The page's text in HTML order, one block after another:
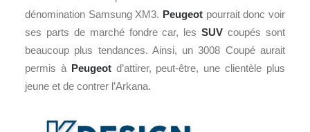
dénomination Samsung XM3. Peugeot pourrait donc voir
ses parts de marché fondre car, lesSUV coupés sont
beaucoup plus tendances. Ainsi, un 3008 Coupé aurait
permis à Peugeotd’attirer, peut-être, une clientèle plus
jeune et de contrer l’Arkana.